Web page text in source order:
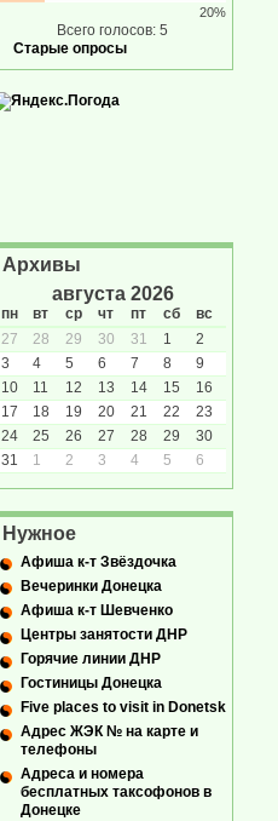
20%
Всего голосов: 5
Старые опросы
Архивы
августа 2026
пн вт ср чт пт сб
вс
27
28 29 30 31 1
2
3
4 5 6 7 8
9
10
11 12 13 14 15
16
17
18 19 20 21 22
23
24
25 26 27 28 29
30
31
1 2 3 4 5 6
Нужное
Афиша к-т Звёздочка
Вечеринки Донецка
Афиша к-т Шевченко
Центры занятости ДНР
Горячие линии ДНР
Гостиницы Донецка
Five places to visit in Donetsk
Адрес ЖЭК № на карте и
телефоны
Адреса и номера
бесплатных таксофонов в
Донецке